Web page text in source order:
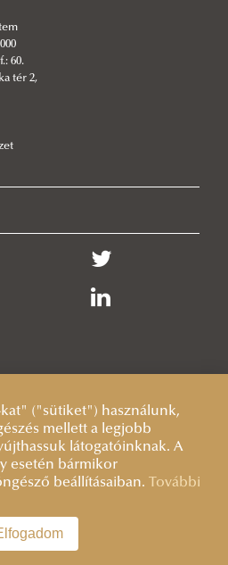
Pesztericz-Kalas Vivien bemutatkozása
– Pató Viktória Lilla részvétele
60.
tér 2,
("sütiket") használunk,
mellett a legjobb
látogatóinknak. A
esetén bármikor
beállításaiban.
További